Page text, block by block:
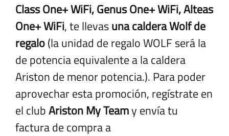
Class One+ WiFi, Genus One+ WiFi, Alteas
One+ WiFi, te llevasuna caldera Wolf de
regalo(la unidad de regalo WOLF será la
de potencia equivalente a la caldera
Ariston de menor potencia.). Para poder
aprovechar esta promoción, regístrate en
el clubAriston My Teamy envía tu
factura de compra a